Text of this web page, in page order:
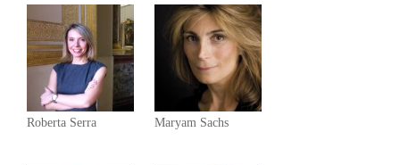
Roberta Serra Maryam Sachs